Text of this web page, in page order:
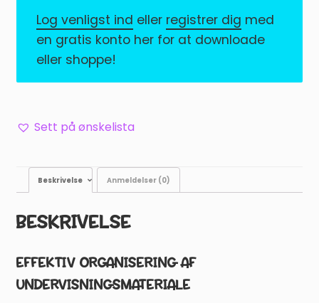
Log venligst ind eller registrer dig med
en gratis konto her for at downloade
eller shoppe!
Sett på ønskelista
Beskrivelse Anmeldelser (0)
BESKRIVELSE
EFFEKTIV ORGANISERING AF
UNDERVISNINGSMATERIALE